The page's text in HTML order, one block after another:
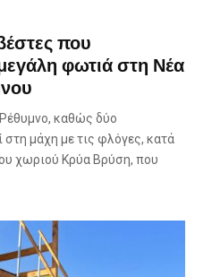
που
φωτιά στη Νέα
καθώς δύο
μάχη με τις φλόγες, κατά
χωριού Κρύα Βρύση, που